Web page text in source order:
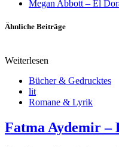
Megan Abbott – El
Ähnliche Beiträge
Weiterlesen
Bücher & Gedrucktes
lit
Romane & Lyrik
Fatma Aydemir –